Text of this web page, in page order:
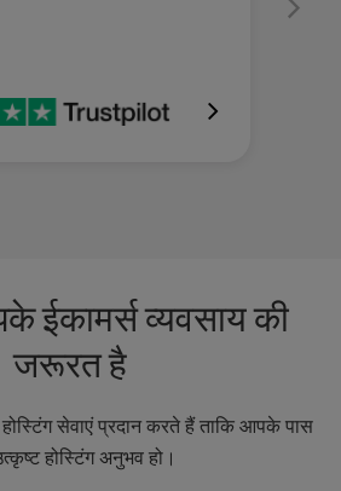
व्यवसाय की
जरूरत है
होस्टिंग सेवाएं प्रदान करते हैं ताकि आपके पास
होस्टिंग अनुभव हो।